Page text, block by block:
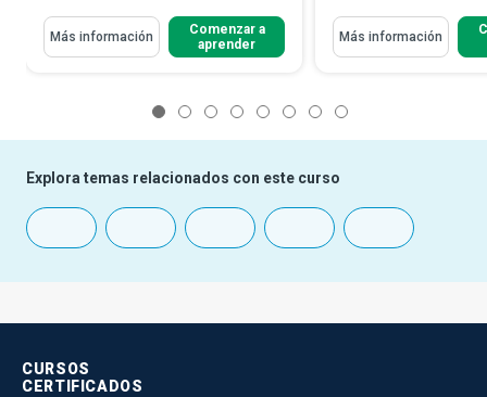
Más información
Comenzar a
aprender
Más información
Explora temas relacionados con este curso
CURSOS
CERTIFICADOS